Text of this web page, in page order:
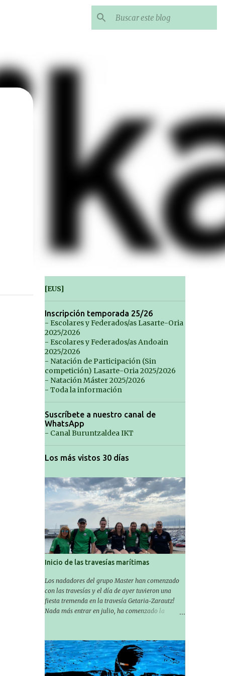
[EUS]
Inscripción temporada 25/26
- Escolares y Federados/as Lasarte-Oria
2025/2026
- Escolares y Federados/as Andoain
2025/2026
- Natación de Participación (Sin
competición) Lasarte-Oria 2025/2026
- Natación Máster 2025/2026
- Toda la información
Suscríbete a nuestro canal de
WhatsApp
- Canal Buruntzaldea IKT
Los más vistos 30 días
Inicio de las travesías marítimas
Los nadadores del grupo Master han comenzado
con las travesías y el día de ayer tuvieron una
fiesta tremenda en la travesía Getaria-Zarautz!
Nada más entrar en julio, ha comenzado la
Masters de nuestro equipo! En esta ocasión han
empezado a participar más tarde, pero ya han
estado en tres citas y están muy contentos,
esperando la fecha de su próxima cita. Para